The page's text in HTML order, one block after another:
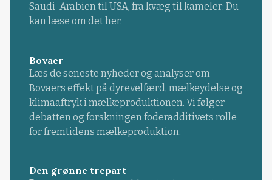
Saudi-Arabien til USA, fra kvæg til kameler: Du
kan læse om det her.
Bovaer
Læs de seneste nyheder og analyser om
Bovaers effekt på dyrevelfærd, mælkeydelse og
klimaaftryk i mælkeproduktionen. Vi følger
debatten og forskningen foderadditivets rolle
for fremtidens mælkeproduktion.
Den grønne trepart